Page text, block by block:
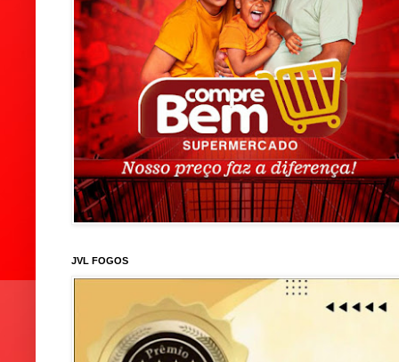
JVL FOGOS